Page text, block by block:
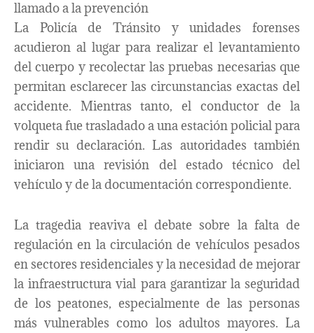
llamado a la prevención
La Policía de Tránsito y unidades forenses
acudieron al lugar para realizar el levantamiento
del cuerpo y recolectar las pruebas necesarias que
permitan esclarecer las circunstancias exactas del
accidente. Mientras tanto, el conductor de la
volqueta fue trasladado a una estación policial para
rendir su declaración. Las autoridades también
iniciaron una revisión del estado técnico del
vehículo y de la documentación correspondiente.
La tragedia reaviva el debate sobre la falta de
regulación en la circulación de vehículos pesados
en sectores residenciales y la necesidad de mejorar
la infraestructura vial para garantizar la seguridad
de los peatones, especialmente de las personas
más vulnerables como los adultos mayores. La